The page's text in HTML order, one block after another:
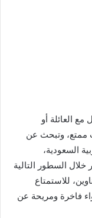
العائلة أو
ممتع، وتبحث عن
السعودية،
السطور التالية
للاستمتاع
فاخرة ومريحة عن